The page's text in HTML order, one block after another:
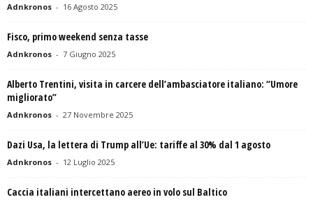
Adnkronos - 16 Agosto 2025
Fisco, primo weekend senza tasse
Adnkronos - 7 Giugno 2025
Alberto Trentini, visita in carcere dell’ambasciatore italiano: “Umore
migliorato”
Adnkronos - 27 Novembre 2025
Dazi Usa, la lettera di Trump all’Ue: tariffe al 30% dal 1 agosto
Adnkronos - 12 Luglio 2025
Caccia italiani intercettano aereo in volo sul Baltico